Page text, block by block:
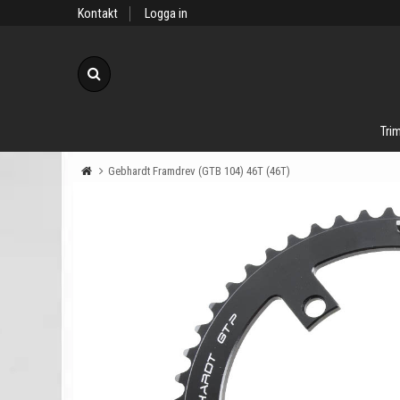
Kontakt Logga in
Gebhardt Framdrev (GTB 104) 46T (46T)